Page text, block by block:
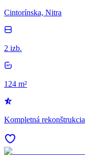
Cintorínska, Nitra
2 izb.
124 m²
Kompletná rekonštrukcia